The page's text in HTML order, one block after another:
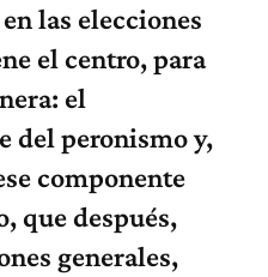
las elecciones
el centro, para
el
del peronismo y,
componente
que después,
generales,